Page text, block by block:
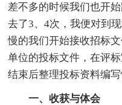
差不多的时候我们也开
去了3、4次，我便对到
慢的我们开始接收招标
单位的投标文件，在评
结束后整理投标资料编
一、收获与体会